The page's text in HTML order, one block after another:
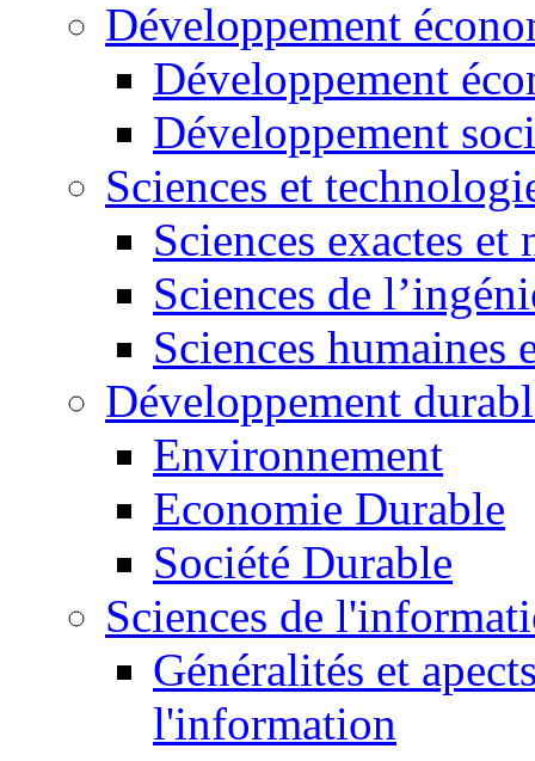
Développement
Développement
Développement
Sciences et
Sciences exactes et
Sciences de
Sciences humaines
Développement
Environnement
Economie Durable
Société Durable
Sciences de
Généralités et
l'information